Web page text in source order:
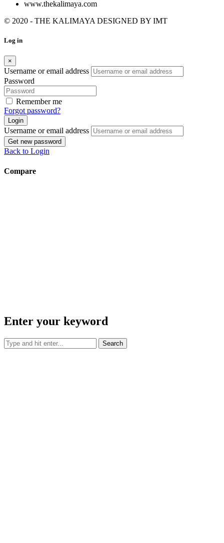
www.thekalimaya.com
© 2020 - THE KALIMAYA DESIGNED BY IMT
Log in
×
Username or email address
Password
Remember me
Forgot password?
Login
Username or email address
Get new password
Back to Login
Compare
Enter your keyword
Search